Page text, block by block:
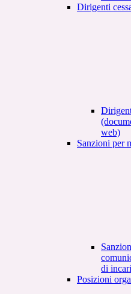
Dirigenti
web)
Sanzioni per
di
Posizioni